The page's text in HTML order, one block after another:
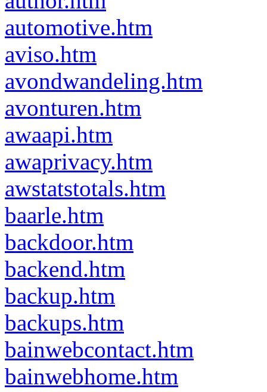
automotive.htm
aviso.htm
avondwandeling.htm
avonturen.htm
awaapi.htm
awaprivacy.htm
awstatstotals.htm
baarle.htm
backdoor.htm
backend.htm
backup.htm
backups.htm
bainwebcontact.htm
bainwebhome.htm